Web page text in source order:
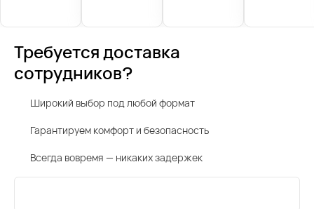
Требуется доставка
сотрудников?
Широкий выбор под любой формат
Гарантируем комфорт и безопасность
Всегда вовремя — никаких задержек